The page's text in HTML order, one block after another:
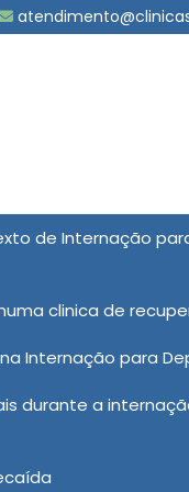
de Internação
clinica de
Internação para
durante a
é uma instituição